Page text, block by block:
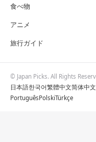
食べ物
アニメ
旅行ガイド
© Japan Picks. All Rights
日本語한국어繁體中文简体中文
PortuguêsPolskiTürkçe